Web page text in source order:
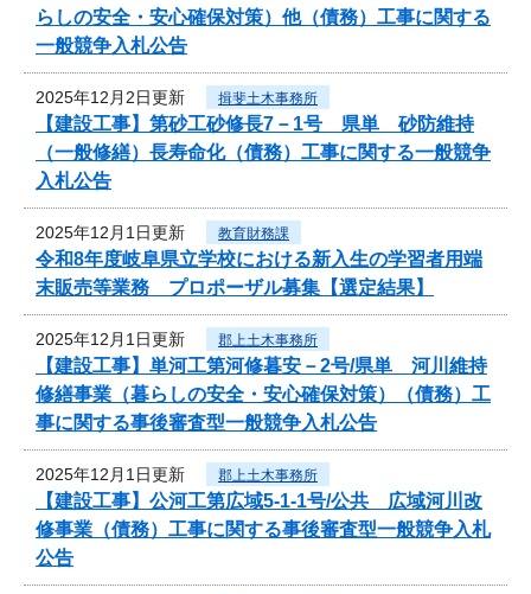
らしの安全・安心確保対策）他（債務）工事に関する
一般競争入札公告
2025年12月2日更新 揖斐土木事務所
【建設工事】第砂工砂修長7－1号 県単 砂防維持
（一般修繕）長寿命化（債務）工事に関する一般競争
入札公告
2025年12月1日更新 教育財務課
令和8年度岐阜県立学校における新入生の学習者用端
末販売等業務 プロポーザル募集【選定結果】
2025年12月1日更新 郡上土木事務所
【建設工事】単河工第河修暮安－2号/県単 河川維持
修繕事業（暮らしの安全・安心確保対策）（債務）工
事に関する事後審査型一般競争入札公告
2025年12月1日更新 郡上土木事務所
【建設工事】公河工第広域5-1-1号/公共 広域河川改
修事業（債務）工事に関する事後審査型一般競争入札
公告